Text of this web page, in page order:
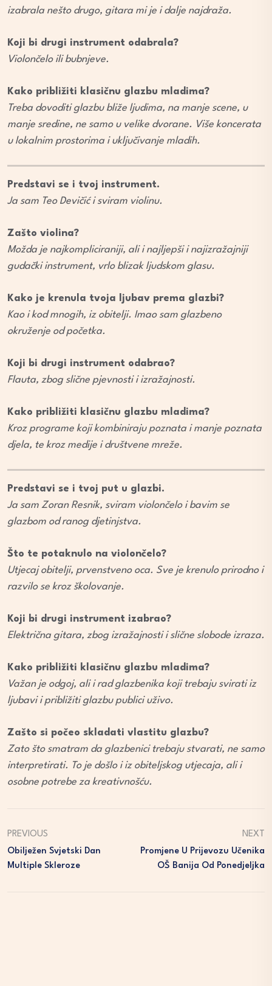
izabrala nešto drugo, gitara mi je i dalje najdraža.
Koji bi drugi instrument odabrala?
Violončelo ili bubnjeve.
Kako približiti klasičnu glazbu mladima?
Treba dovoditi glazbu bliže ljudima, na manje scene, u
manje sredine, ne samo u velike dvorane. Više koncerata
u lokalnim prostorima i uključivanje mladih.
Predstavi se i tvoj instrument.
Ja sam Teo Devičić i sviram violinu.
Zašto violina?
Možda je najkompliciraniji, ali i najljepši i najizražajniji
gudački instrument, vrlo blizak ljudskom glasu.
Kako je krenula tvoja ljubav prema glazbi?
Kao i kod mnogih, iz obitelji. Imao sam glazbeno
okruženje od početka.
Koji bi drugi instrument odabrao?
Flauta, zbog slične pjevnosti i izražajnosti.
Kako približiti klasičnu glazbu mladima?
Kroz programe koji kombiniraju poznata i manje poznata
djela, te kroz medije i društvene mreže.
Predstavi se i tvoj put u glazbi.
Ja sam Zoran Resnik, sviram violončelo i bavim se
glazbom od ranog djetinjstva.
Što te potaknulo na violončelo?
Utjecaj obitelji, prvenstveno oca. Sve je krenulo prirodno i
razvilo se kroz školovanje.
Koji bi drugi instrument izabrao?
Električna gitara, zbog izražajnosti i slične slobode izraza.
Kako približiti klasičnu glazbu mladima?
Važan je odgoj, ali i rad glazbenika koji trebaju svirati iz
ljubavi i približiti glazbu publici uživo.
Zašto si počeo skladati vlastitu glazbu?
Zato što smatram da glazbenici trebaju stvarati, ne samo
interpretirati. To je došlo i iz obiteljskog utjecaja, ali i
osobne potrebe za kreativnošću.
PREVIOUS
Obilježen Svjetski Dan
Multiple Skleroze
NEXT
Promjene U Prijevozu Učenika
OŠ Banija Od Ponedjeljka